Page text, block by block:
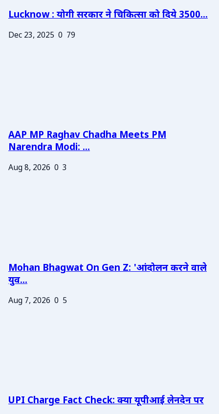
Lucknow : योगी सरकार ने चिकित्सा को दिये 3500...
Dec 23, 2025 0 79
AAP MP Raghav Chadha Meets PM
Narendra Modi: ...
Aug 8, 2026 0 3
Mohan Bhagwat On Gen Z: 'आंदोलन करने वाले
युव...
Aug 7, 2026 0 5
UPI Charge Fact Check: क्या यूपीआई लेनदेन पर